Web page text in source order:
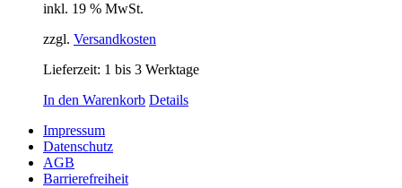
inkl. 19 % MwSt.
zzgl. Versandkosten
Lieferzeit: 1 bis 3 Werktage
In den Warenkorb Details
Impressum
Datenschutz
AGB
Barrierefreiheit